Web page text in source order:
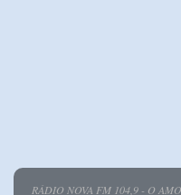
RÁDIO NOVA FM 104,9 - O